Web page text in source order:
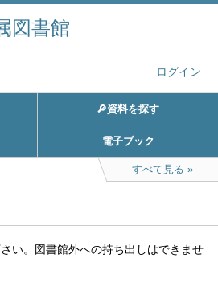
図書館
ログイン
🔎資料を探す
電子ブック
すべて見る
い。図書館外への持ち出しはできませ